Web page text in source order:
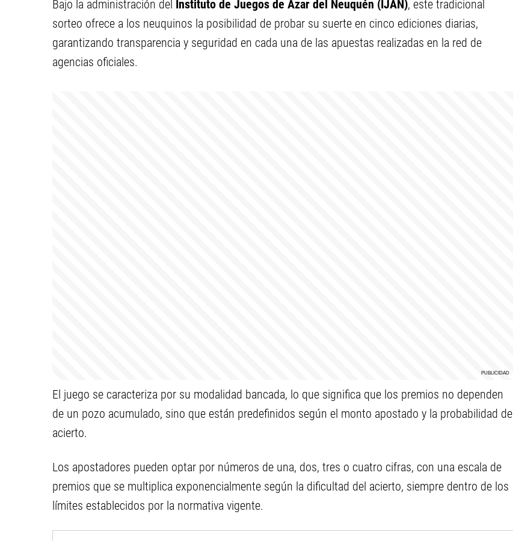
Bajo la administración del Instituto de Juegos de Azar del Neuquén (IJAN), este tradicional
sorteo ofrece a los neuquinos la posibilidad de probar su suerte en cinco ediciones diarias,
garantizando transparencia y seguridad en cada una de las apuestas realizadas en la red de
agencias oficiales.
El juego se caracteriza por su modalidad bancada, lo que significa que los premios no dependen
de un pozo acumulado, sino que están predefinidos según el monto apostado y la probabilidad de
acierto.
Los apostadores pueden optar por números de una, dos, tres o cuatro cifras, con una escala de
premios que se multiplica exponencialmente según la dificultad del acierto, siempre dentro de los
límites establecidos por la normativa vigente.